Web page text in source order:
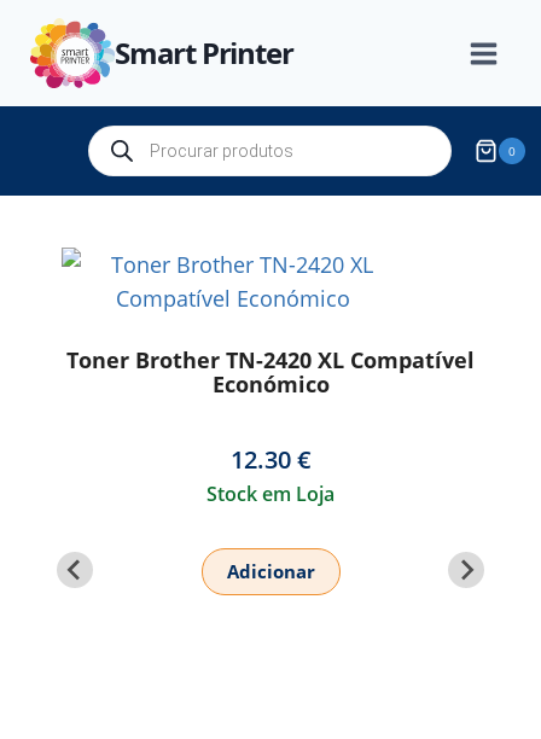
content
Smart Printer
Products
search 0
Toner Brother TN-2420 XL Compatível
Económico
12.30€
Stock em Loja
Adicionar